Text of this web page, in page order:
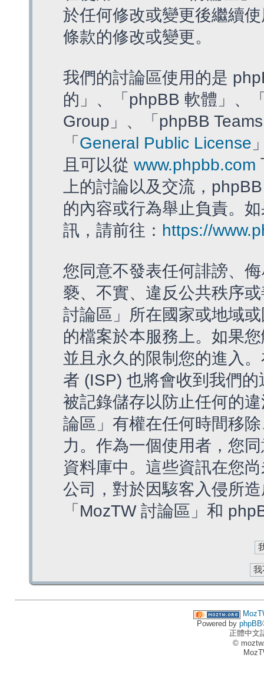
於任何修改或變更後繼續
條款的修改或變更。
我們的討論區使用的是
的」、「phpBB 軟體」、
Group」、「phpBB
「 General Public License
且可以從 www.phpbb.com
上的討論以及交流，
的內容或行為舉止負責。
訊，請前往： https://
您同意不發表任何誹謗、
褻、不實、違反公共秩序
討論區」所在國家或地域
的檔案於本服務上。如果
並且永久的限制您的進入
者 (ISP) 也將會收到我們
被記錄儲存以防止任何的
論區」有權在任何時間移
力。作為一個使用者，您
資料庫中。這些資訊在您
公司，對於因駭客入侵所
「MozTW 討論區」和
Powered by phpBB
正體中文
©